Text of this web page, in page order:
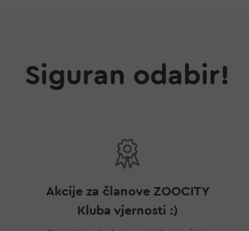
Siguran odabir!
Akcije za članove ZOOCITY
Kluba vjernosti :)